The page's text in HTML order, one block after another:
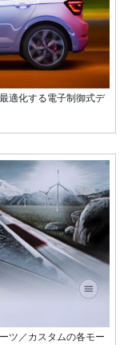
適化する電子制御式デ
ツ／カスタムの各モー